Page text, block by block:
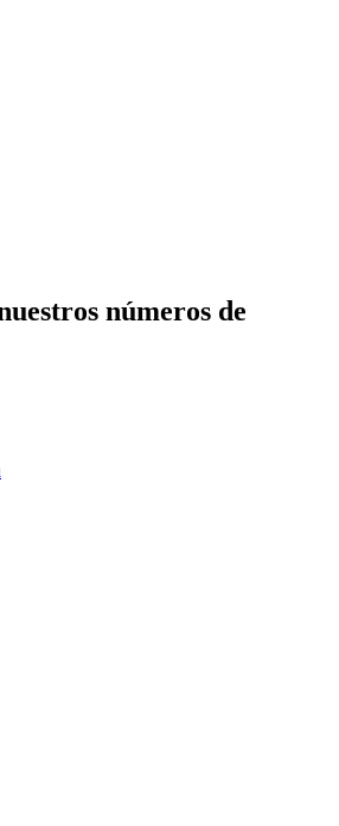
números de